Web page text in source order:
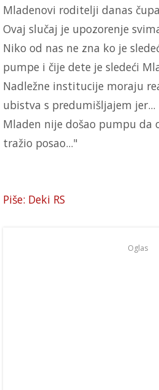
Mladenovi roditelji danas
Ovaj slučaj je upozorenje
Niko od nas ne zna ko je
pumpe i čije dete je sledeći
Nadležne institucije moraju
ubistva s predumišljajem jer...
Mladen nije došao pumpu da
tražio posao..."
Piše: Deki RS
Oglas